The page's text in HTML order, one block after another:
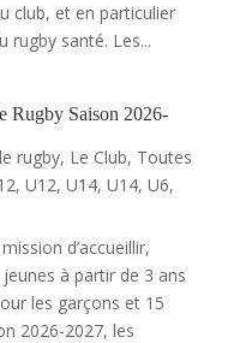
club, et en particulier
rugby santé. Les...
Rugby Saison 2026-
rugby, Le Club, Toutes
, U12, U14, U14, U6,
d’accueillir,
à partir de 3 ans
les garçons et 15
2026-2027, les